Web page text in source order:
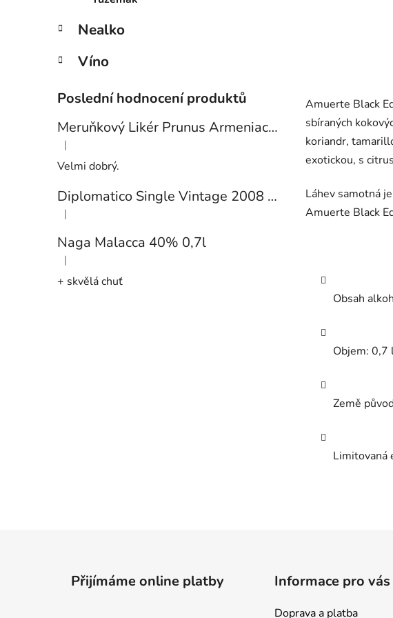
Nealko
Víno
Poslední hodnocení produktů
Meruňkový Likér Prunus Armeniaca 24% 0,7l
Hodnocení produktu je 5 z 5 hvězdiček.
|
Velmi dobrý.
Diplomatico Single Vintage 2008 43% 0,7l
Hodnocení produktu je 5 z 5 hvězdiček.
|
Naga Malacca 40% 0,7l
Hodnocení produktu je 5 z 5 hvězdiček.
|
+ skvělá chuť
Amuerte Black
sbíraných
koriandr,
exotickou, s
Láhev samotná
Amuerte Black
Obsah
Objem: 0,7
Země
Limitovaná
Přijímáme online platby Informace pro vás
Doprava a platba